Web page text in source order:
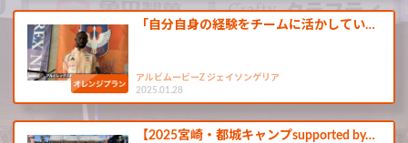
「自分自身の経験をチームに活かしてい…
アルビムービーZ ジェイソンゲリア
2025.01.28
【2025宮崎・都城キャンプsupported by…